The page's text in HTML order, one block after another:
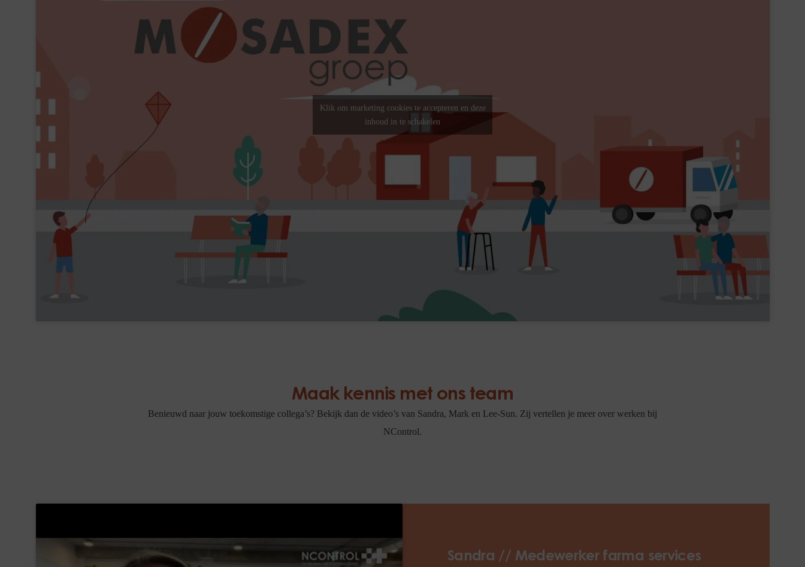
Klik om marketing cookies te accepteren en deze
inhoud in te schakelen
Maak kennis met ons team
Benieuwd naar jouw toekomstige collega’s? Bekijk dan de video’s van Sandra, Mark en Lee-Sun. Zij vertellen je meer over werken bij
NControl.
Sandra // Medewerker farma services